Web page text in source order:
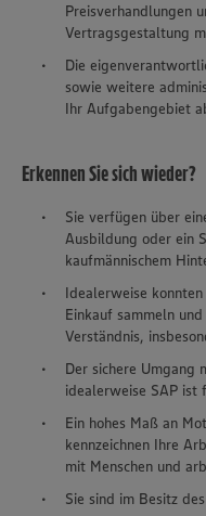
Preisverhandlungen
Vertragsgestaltung
Die
sowie weitere
Ihr Aufgabengebiet
Erkennen Sie sich wieder?
Sie verfügen über
Ausbildung oder ein
kaufmännischem
Idealerweise
Einkauf sammeln
Verständnis,
Der sichere Umgang
idealerweise SAP ist
Ein hohes Maß an
kennzeichnen Ihre
mit Menschen und
Sie sind im Besitz